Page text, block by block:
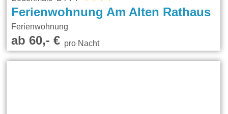
Ferienwohnung Am Alten Rathaus
Ferienwohnung
ab 60,- €pro Nacht